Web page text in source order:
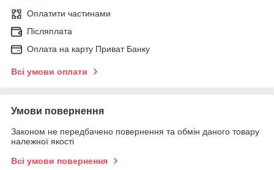
Оплатити частинами
Післяплата
Оплата на карту Приват Банку
Всі умови оплати
Умови повернення
Законом не передбачено повернення та обмін даного товару
належної якості
Всі умови повернення